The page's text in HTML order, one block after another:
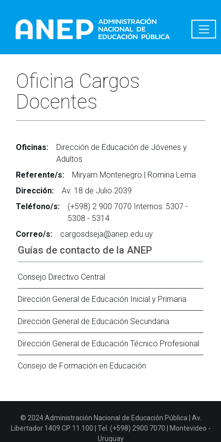
Oficina Cargos
Docentes
Oficinas:
Dirección de Educación de Jóvenes y
Adultos
Referente/s:
Miryam Montenegro | Romina Lema
Dirección:
Av. 18 de Julio 2039
Teléfono/s:
(+598) 2 900 7070 Internos: 5307 -
5308 - 5314
Correo/s:
cargosdseja@anep.edu.uy
Guías de contacto de la ANEP
Consejo Directivo Central
Dirección General de Educación Inicial y Primaria
Dirección General de Educación Secundaria
Dirección General de Educación Técnico Profesional
Consejo de Formación en Educación
© 2024 Administración Nacional de Educación Pública | Av.
Libertador 1409 CP 11.100 | Tel. (+598) 2900 7070 | Montevideo -
Uruguay